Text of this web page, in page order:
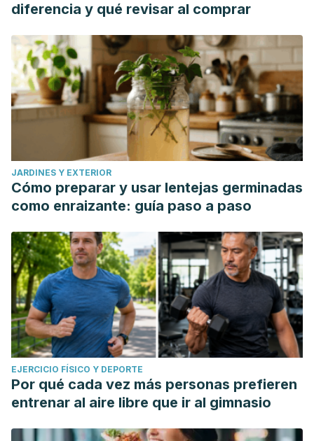
diferencia y qué revisar al comprar
JARDINES Y EXTERIOR
Cómo preparar y usar lentejas germinadas
como enraizante: guía paso a paso
EJERCICIO FÍSICO Y DEPORTE
Por qué cada vez más personas prefieren
entrenar al aire libre que ir al gimnasio